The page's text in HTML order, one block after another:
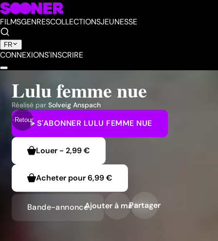
FILMSGENRESCOLLECTIONSJEUNESSE
FR
CONNEXIONS'INSCRIRE
Retour
Lulu femme nue
Réalisé par Solveig Anspach
S'ABONNER LULU FEMME NUE
Louer - 2,99 €
Acheter pour6,99 €
Bande-annonceAjouter à ma liste
Partager